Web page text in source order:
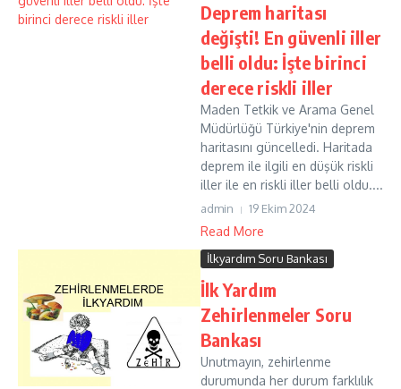
Deprem haritası
değişti! En güvenli iller
belli oldu: İşte birinci
derece riskli iller
Maden Tetkik ve Arama Genel
Müdürlüğü Türkiye'nin deprem
haritasını güncelledi. Haritada
deprem ile ilgili en düşük riskli
iller ile en riskli iller belli oldu....
admin 19 Ekim 2024
Read More
İlkyardım Soru Bankası
İlk Yardım
Zehirlenmeler Soru
Bankası
Unutmayın, zehirlenme
durumunda her durum farklılık